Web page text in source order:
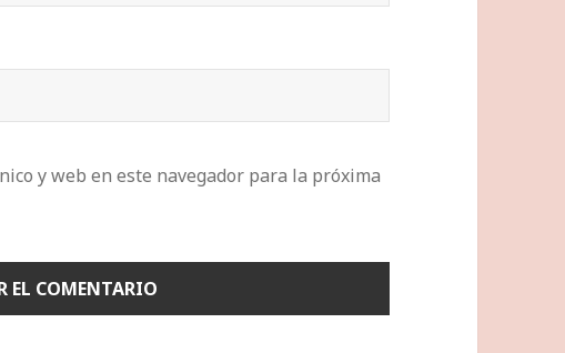
y web en este navegador para la próxima